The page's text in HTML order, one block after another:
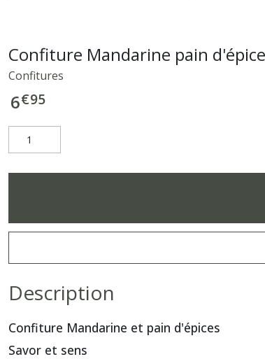
Confiture Mandarine pain
Confitures
6€95
Description
Confiture Mandarine et pain d'épices
Savor et sens